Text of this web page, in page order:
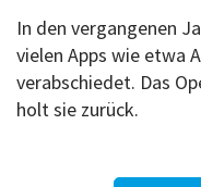
In den vergangenen
vielen Apps wie etwa
verabschiedet. Das
holt sie zurück.